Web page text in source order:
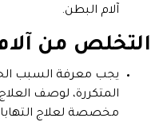
آلام البطن.
التخلص من
يجب معرفة السبب
المتكررة، لوصف
مخصصة لعلاج التهابات